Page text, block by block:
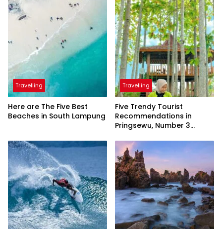
Travelling
Here are The Five Best
Beaches in South Lampung
Travelling
Five Trendy Tourist
Recommendations in
Pringsewu, Number 3
President